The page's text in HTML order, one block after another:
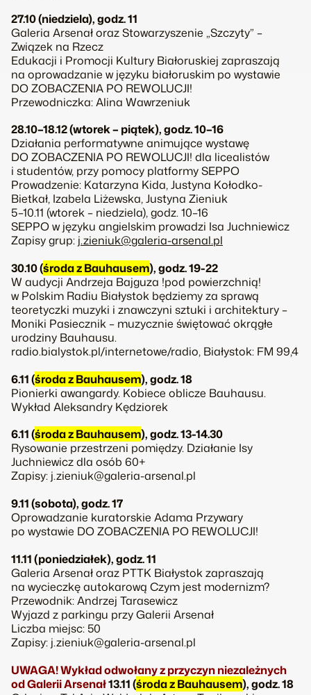
27.10 (niedziela), godz. 11
Galeria Arsenał oraz Stowarzyszenie „Szczyty” –
Związek na Rzecz
Edukacji i Promocji Kultury Białoruskiej zapraszają
na oprowadzanie w języku białoruskim po wystawie
DO ZOBACZENIA PO REWOLUCJI!
Przewodniczka: Alina Wawrzeniuk
28.10–18.12 (wtorek – piątek), godz. 10–16
Działania performatywne animujące wystawę
DO ZOBACZENIA PO REWOLUCJI! dla licealistów
i studentów, przy pomocy platformy SEPPO
Prowadzenie: Katarzyna Kida, Justyna Kołodko-
Bietkał, Izabela Liżewska, Justyna Zieniuk
5–10.11 (wtorek – niedziela), godz. 10–16
SEPPO w języku angielskim prowadzi Isa Juchniewicz
Zapisy grup: j.zieniuk@galeria-arsenal.pl
30.10 (środa z Bauhausem), godz. 19-22
W audycji Andrzeja Bajguza !pod powierzchnią!
w Polskim Radiu Białystok będziemy za sprawą
teoretyczki muzyki i znawczyni sztuki i architektury –
Moniki Pasiecznik – muzycznie świętować okrągłe
urodziny Bauhausu.
radio.bialystok.pl/internetowe/radio, Białystok: FM 99,4
6.11 (środa z Bauhausem), godz. 18
Pionierki awangardy. Kobiece oblicze Bauhausu.
Wykład Aleksandry Kędziorek
6.11 (środa z Bauhausem), godz. 13-14.30
Rysowanie przestrzeni pomiędzy. Działanie Isy
Juchniewicz dla osób 60+
Zapisy: j.zieniuk@galeria-arsenal.pl
9.11 (sobota), godz. 17
Oprowadzanie kuratorskie Adama Przywary
po wystawie DO ZOBACZENIA PO REWOLUCJI!
11.11 (poniedziałek), godz. 11
Galeria Arsenał oraz PTTK Białystok zapraszają
na wycieczkę autokarową Czym jest modernizm?
Przewodnik: Andrzej Tarasewicz
Wyjazd z parkingu przy Galerii Arsenał
Liczba miejsc: 50
Zapisy: j.zieniuk@galeria-arsenal.pl
UWAGA! Wykład odwołany z przyczyn niezależnych
od Galerii Arsenał13.11 (środa z Bauhausem), godz. 18